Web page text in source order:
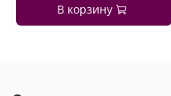
В корзину